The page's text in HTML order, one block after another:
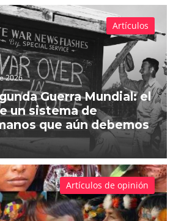
2026
Guerra Mundial: el
un sistema de
que aún debemos
Artículos
Artículos de opinión